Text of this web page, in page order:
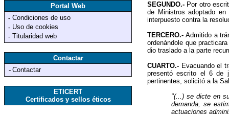
Portal Web
- Condiciones de uso
- Uso de cookies
- Titularidad web
Contactar
- Contactar
ETICERT
Certificados y sellos éticos
SEGUNDO.- Por otro
de Ministros adoptado
interpuesto contra la
TERCERO.-Admitido a
ordenándole que
dio traslado a la parte
CUARTO.- Evacuando el
presentó escrito el 6 de
pertinentes, solicitó a la
"(...) se dicte en
demanda, se
actuaciones